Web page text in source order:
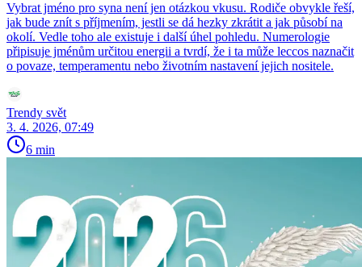
Vybrat jméno pro syna není jen otázkou vkusu. Rodiče obvykle řeší,
jak bude znít s příjmením, jestli se dá hezky zkrátit a jak působí na
okolí. Vedle toho ale existuje i další úhel pohledu. Numerologie
připisuje jménům určitou energii a tvrdí, že i ta může leccos naznačit
o povaze, temperamentu nebo životním nastavení jejich nositele.
Trendy svět
3. 4. 2026, 07:49
6 min